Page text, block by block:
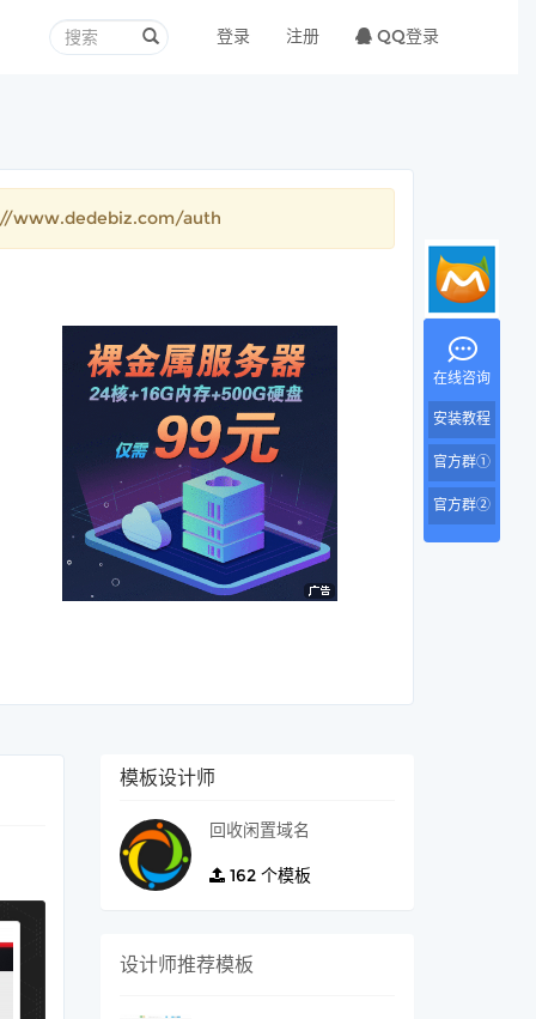
登录 注册 QQ登录
www.dedebiz.com/auth
模板设计师
回收闲置域名
162个模板
设计师推荐模板
在线咨询
安装教程
官方群①
官方群②